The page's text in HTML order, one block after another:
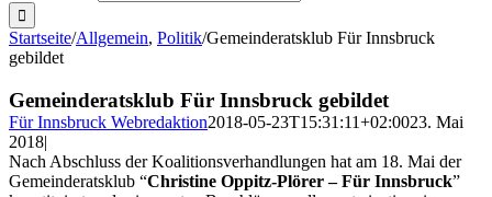
Startseite/Allgemein, Politik/Gemeinderatsklub Für Innsbruck
gebildet
Gemeinderatsklub Für Innsbruck gebildet
Für Innsbruck Webredaktion2018-05-23T15:31:11+02:0023. Mai
2018|
Nach Abschluss der Koalitionsverhandlungen hat am 18. Mai der
Gemeinderatsklub “Christine Oppitz-Plörer – Für Innsbruck”